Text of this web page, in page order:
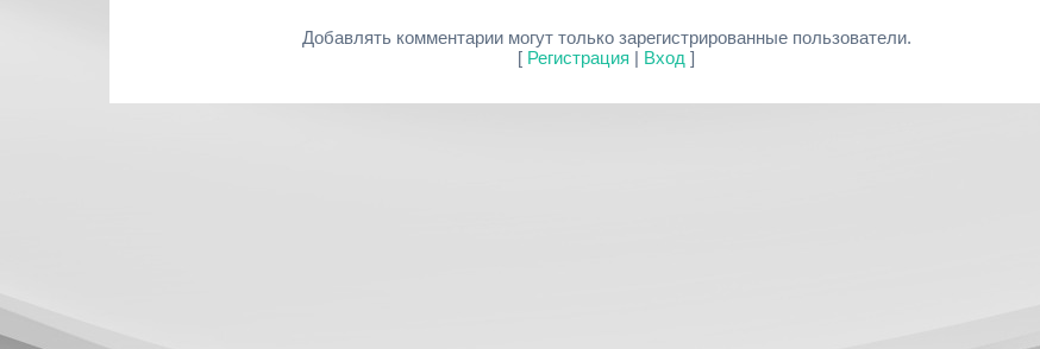
Добавлять комментарии могут только зарегистрированные пользователи.
[ Регистрация | Вход ]